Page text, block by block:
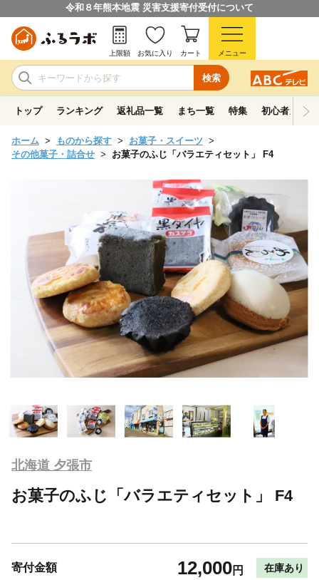
令和８年熊本地震 災害支援寄付受付について
検索
上限額 お気に入り カート メニュー
トップ ランキング 返礼品一覧 まち一覧 特集 初心者ガイド
ホーム ものから探す
お菓子・スイーツ
その他菓子・詰合せ
お菓子のふじ「バラエティセット」 F4
北海道 夕張市
お菓子のふじ「バラエティセット」 F4
寄付金額 12,000円 在庫あり